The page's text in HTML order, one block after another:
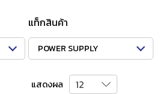
แท็กสินค้า
POWER SUPPLY
แสดงผล